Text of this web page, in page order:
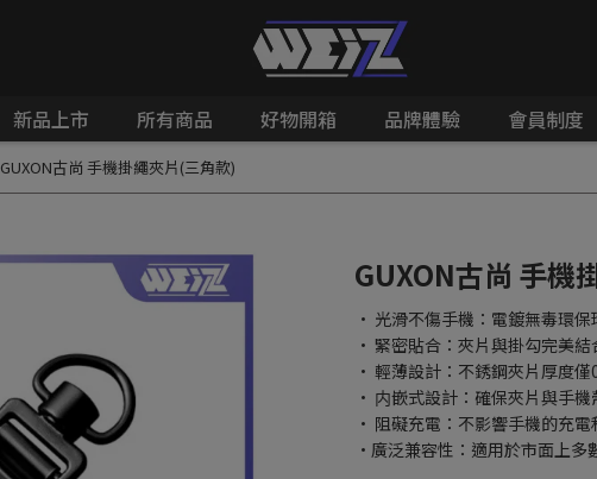
新品上市 所有商品 好物開箱 品牌體驗 會員制度
GUXON古尚 手機掛繩夾片(三角款)
GUXON古尚 手機
• 光滑不傷手機：電鍍無毒環
• 緊密貼合：夾片與掛勾完美
• 輕薄設計：不銹鋼夾片厚度
• 内嵌式設計：確保夾片與手
• 阻礙充電：不影響手機的充
•廣泛兼容性：適用於市面上多